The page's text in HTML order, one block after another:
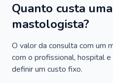
Quanto custa
mastologista?
O valor da consulta com um
com o profissional, hospital
definir um custo fixo.